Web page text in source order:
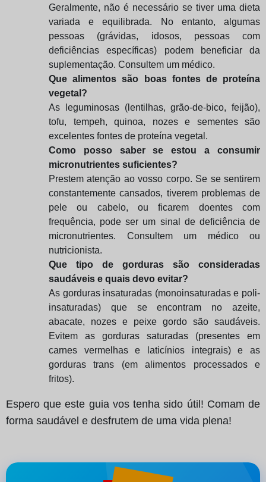
Geralmente, não é necessário se tiver uma dieta
variada e equilibrada. No entanto, algumas
pessoas (grávidas, idosos, pessoas com
deficiências específicas) podem beneficiar da
suplementação. Consultem um médico.
Que alimentos são boas fontes de proteína
vegetal?
As leguminosas (lentilhas, grão-de-bico, feijão),
tofu, tempeh, quinoa, nozes e sementes são
excelentes fontes de proteína vegetal.
Como posso saber se estou a consumir
micronutrientes suficientes?
Prestem atenção ao vosso corpo. Se se sentirem
constantemente cansados, tiverem problemas de
pele ou cabelo, ou ficarem doentes com
frequência, pode ser um sinal de deficiência de
micronutrientes. Consultem um médico ou
nutricionista.
Que tipo de gorduras são consideradas
saudáveis e quais devo evitar?
As gorduras insaturadas (monoinsaturadas e poli-
insaturadas) que se encontram no azeite,
abacate, nozes e peixe gordo são saudáveis.
Evitem as gorduras saturadas (presentes em
carnes vermelhas e laticínios integrais) e as
gorduras trans (em alimentos processados e
fritos).
Espero que este guia vos tenha sido útil! Comam de
forma saudável e desfrutem de uma vida plena!